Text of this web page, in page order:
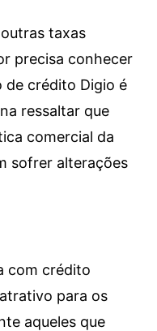
taxas
precisa conhecer
de crédito Digio é
ressaltar que
comercial da
sofrer alterações
com crédito
para os
aqueles que